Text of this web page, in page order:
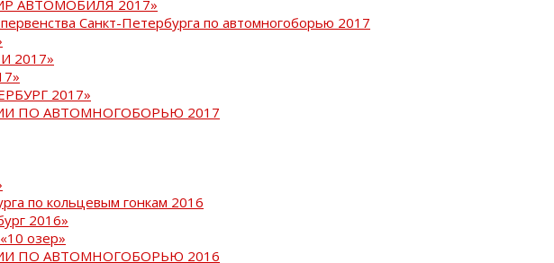
АВТОМОБИЛЯ 2017»
Санкт-Петербурга по автомногоборью 2017
2017»
2017»
ПО АВТОМНОГОБОРЬЮ 2017
по кольцевым гонкам 2016
2016»
озер»
ПО АВТОМНОГОБОРЬЮ 2016